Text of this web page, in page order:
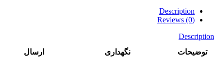
Description
Reviews (0)
Description
توضیحات
نگهداری
ارسال